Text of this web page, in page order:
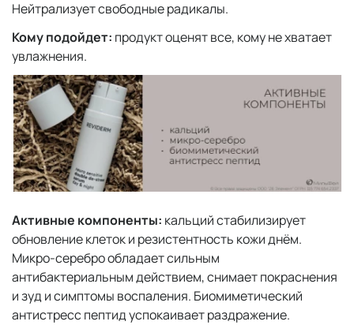
Нейтрализует свободные радикалы.
Кому подойдет: продукт оценят все, кому не хватает
увлажнения.
Активные компоненты: кальций стабилизирует
обновление клеток и резистентность кожи днём.
Микро-серебро обладает сильным
антибактериальным действием, снимает покраснения
и зуд и симптомы воспаления. Биомиметический
антистресс пептид успокаивает раздражение.